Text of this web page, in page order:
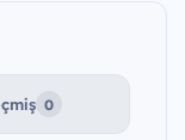
0